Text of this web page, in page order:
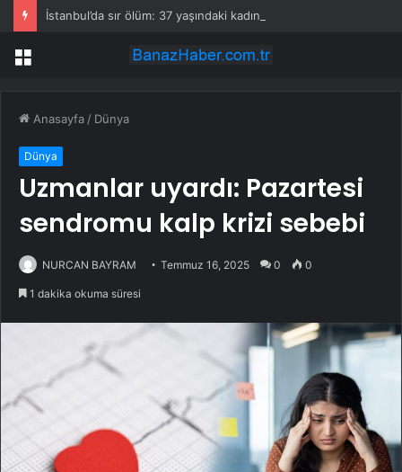
Menü
Anasayfa / Dünya
Dünya
Uzmanlar uyardı: Pazartesi
sendromu kalp krizi sebebi
NURCAN BAYRAM Temmuz 16, 2025 0 0
1 dakika okuma süresi